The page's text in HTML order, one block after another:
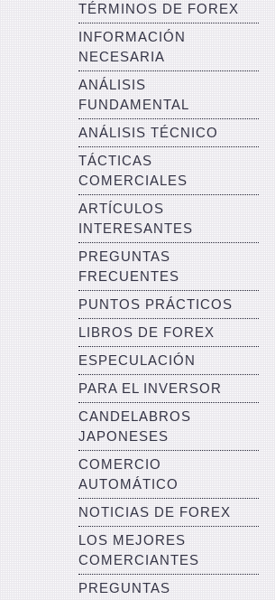
TÉRMINOS DE FOREX
INFORMACIÓN
NECESARIA
ANÁLISIS
FUNDAMENTAL
ANÁLISIS TÉCNICO
TÁCTICAS
COMERCIALES
ARTÍCULOS
INTERESANTES
PREGUNTAS
FRECUENTES
PUNTOS PRÁCTICOS
LIBROS DE FOREX
ESPECULACIÓN
PARA EL INVERSOR
CANDELABROS
JAPONESES
COMERCIO
AUTOMÁTICO
NOTICIAS DE FOREX
LOS MEJORES
COMERCIANTES
PREGUNTAS